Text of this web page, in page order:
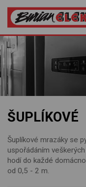
ŠUPLÍKOVÉ
Šuplíkové mrazáky se
uspořádáním
hodí do každé
od 0,5 - 2 m.